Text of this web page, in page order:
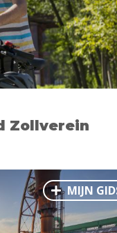
Zollverein
MIJN